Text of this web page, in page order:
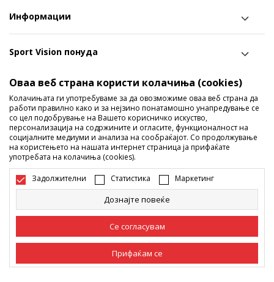
Информации
Sport Vision понуда
Следете не
Ги споделуваме нашите тајни со вас! Следете не на
социјалните мрежи и дознајте за попусти, промоции и
нови производи!
Промена
Оваа веб страна користи колачиња (cookies)
Колачињата ги употребуваме за да овозможиме оваа веб страна да
работи правилно како и за нејзино понатамошно унапредување се
со цел подобрување на Вашето корисничко искуство,
персонализација на содржините и огласите, функционалност на
социјалните медиуми и анализа на сообраќајот. Со продолжување
на користењето на нашата интернет страница ја прифаќате
употребата на колачиња (cookies).
Задолжителни Статистика Маркетинг
Дознајте повеќе
Се согласувам
Прифаќам се